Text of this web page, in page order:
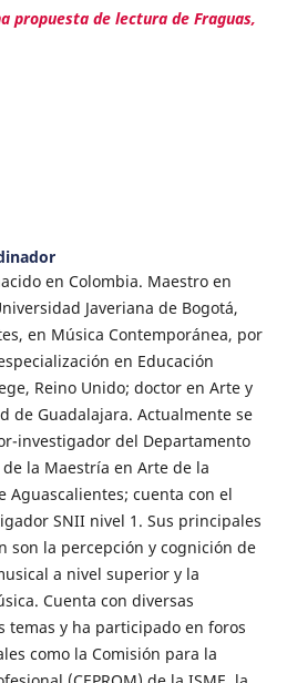
propuesta de lectura de Fraguas,
en Colombia. Maestro en
Javeriana de Bogotá,
en Música Contemporánea, por
en Educación
Reino Unido; doctor en Arte y
de Guadalajara. Actualmente se
investigador del Departamento
la Maestría en Arte de la
Aguascalientes; cuenta con el
SNII nivel 1. Sus principales
son la percepción y cognición de
a nivel superior y la
Cuenta con diversas
temas y ha participado en foros
como la Comisión para la